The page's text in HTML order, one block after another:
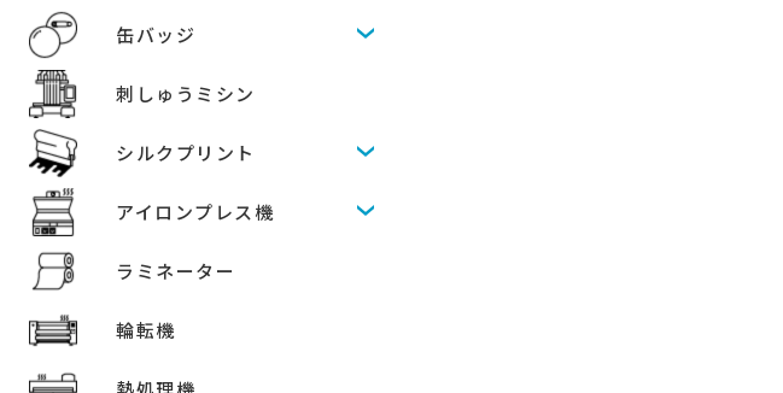
缶バッジ
刺しゅうミシン
シルクプリント
アイロンプレス機
ラミネーター
輪転機